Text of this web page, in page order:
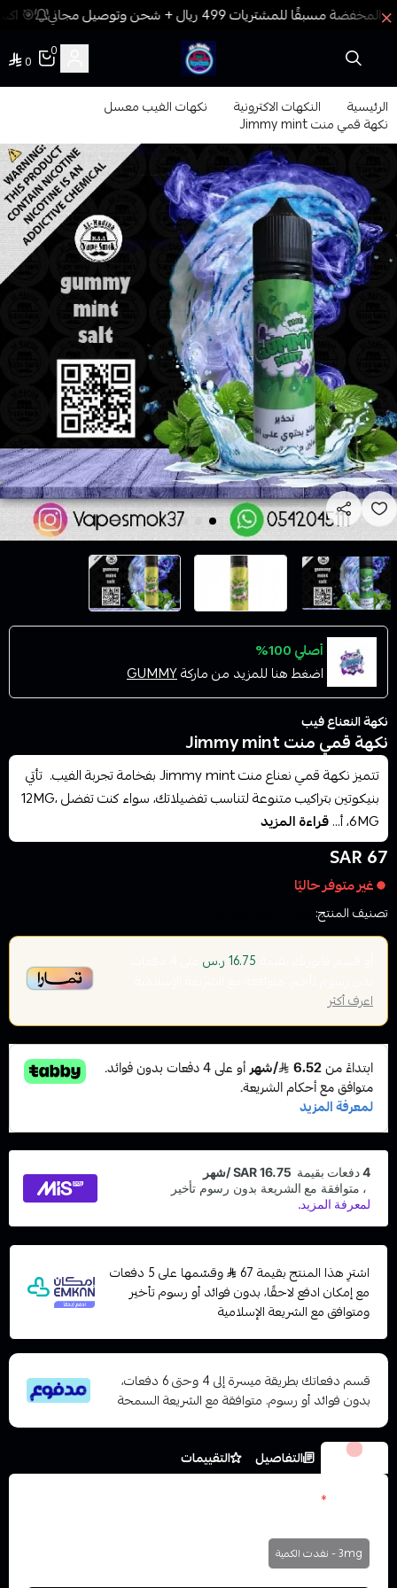
🎯
فيب المدينة
0
0
الرئيسية النكهات الاكترونية نكهات الفيب معسل
نكهة قمي منت Jimmy mint
أصلي 100%
اضغط هنا للمزيد من ماركةGUMMY
نكهة النعناع فيب
نكهة قمي منت Jimmy mint
تتميز نكهة قمي نعناع منت Jimmy mint بفخامة تجربة الفيب. تأتي
بنيكوتين بتراكيب متنوعة لتناسب تفضيلاتك، سواء كنت تفضل 12MG،
6MG، أ...
قراءة المزيد
67 SAR
غير متوفر حاليًا
تصنيف المنتج:
16.75 ر.س
اعرف أكثر
اشترِ هذا المنتج بقيمة 67
وقسّمها على 5 دفعات
مع إمكان ادفع لاحقًا، بدون فوائد أو رسوم تأخير
ومتوافق مع الشريعة الإسلامية
قسم دفعاتك بطريقة ميسرة إلى 4 وحتى 6 دفعات،
بدون فوائد أو رسوم. متوافقة مع الشريعة السمحة
الخيارات التفاصيل
التقييمات
*
3mg - نفدت الكمية